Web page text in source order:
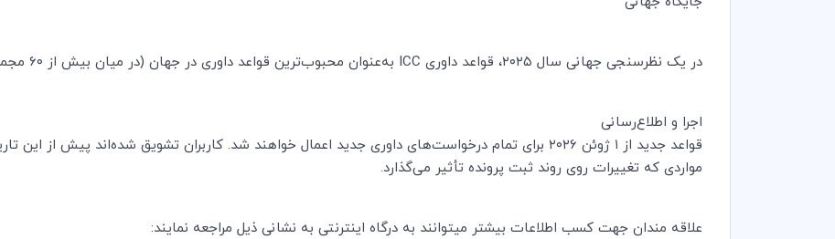
در یک نظرسنجی جهانی سال ۲۰۲۵، قواعد داوری ICC به‌عنوان محبوب‌ترین قواعد داوری در جهان (در میان بیش از ۶۰ مجموعه قواعد) انتخاب شدند.
اجرا و اطلاع‌رسانی
قواعد جدید از ۱ ژوئن ۲۰۲۶ برای تمام درخواست‌های داوری جدید اعمال خواهند شد. کاربران تشویق شده‌اند پیش
مواردی که تغییرات روی روند ثبت پرونده تأثیر می‌گذارد.
علاقه مندان جهت کسب اطلاعات بیشتر میتوانند به درگاه اینترنتی به نشانی ذیل مراجعه نمایند: